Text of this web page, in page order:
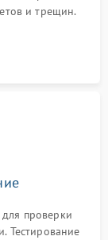
и трещин.
корпуса.
обеспечения.
проверки
Тестирование